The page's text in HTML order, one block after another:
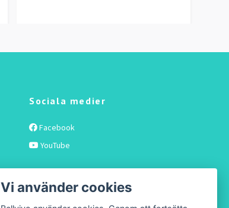
Sociala medier
Facebook
YouTube
Vi använder cookies